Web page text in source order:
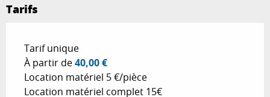
Tarifs
Tarifs 2026
Tarif unique
À partir de40,00 €
Location matériel 5 €/pièce
Location matériel complet 15€